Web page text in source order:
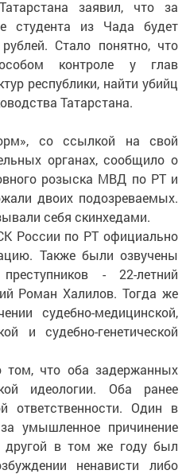
заявил, что за
студента из Чада будет
Стало понятно, что
контроле у глав
республики, найти убийц
Татарстана.
со ссылкой на свой
органах, сообщило о
розыска МВД по РТ и
двоих подозреваемых.
себя скинхедами.
России по РТ официально
Также были озвучены
- 22-летний
Роман Халилов. Тогда же
судебно-медицинской,
и судебно-генетической
что оба задержанных
идеологии. Оба ранее
ответственности. Один в
умышленное причинение
другой в том же году был
ненависти либо